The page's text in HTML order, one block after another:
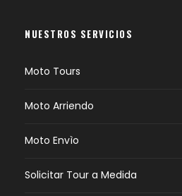
NUESTROS SERVICIOS
Moto Tours
Moto Arriendo
Moto Envìo
Solicitar Tour a Medida